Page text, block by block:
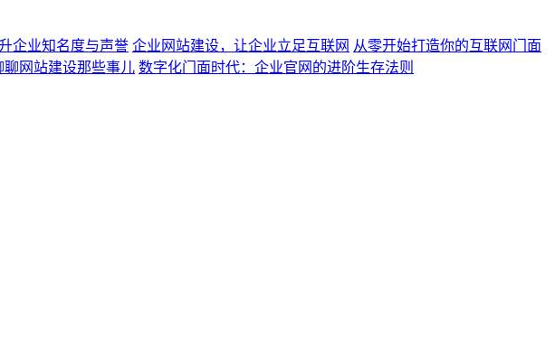
企业知名度与声誉 企业网站建设，让企业立足互联网 从零开始打造你的互联网门面
网站建设那些事儿 数字化门面时代：企业官网的进阶生存法则